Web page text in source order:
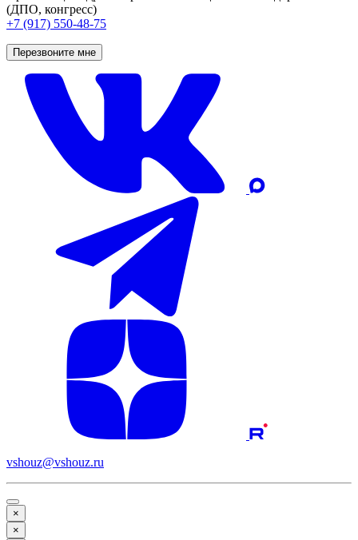
(ДПО, конгресс)
+7 (917) 550-48-75
Перезвоните мне
vshouz@vshouz.ru
×
×